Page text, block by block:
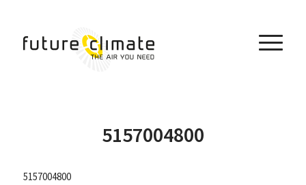
5157004800
5157004800